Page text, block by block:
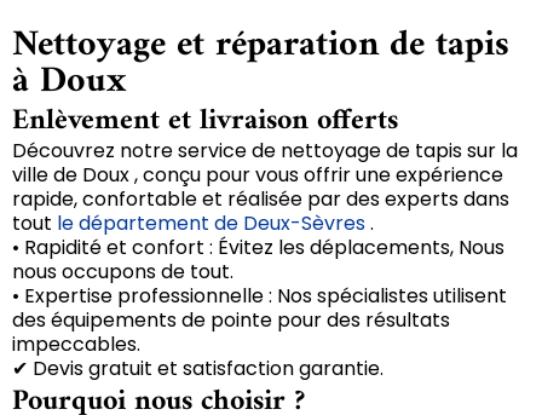
Nettoyage et réparation de tapis
à Doux
Enlèvement et livraison offerts
Découvrez notre service de nettoyage de tapis sur la
ville de Doux , conçu pour vous offrir une expérience
rapide, confortable et réalisée par des experts dans
tout le département de Deux-Sèvres.
• Rapidité et confort : Évitez les déplacements, Nous
nous occupons de tout.
• Expertise professionnelle : Nos spécialistes utilisent
des équipements de pointe pour des résultats
impeccables.
✔ Devis gratuit et satisfaction garantie.
Pourquoi nous choisir ?